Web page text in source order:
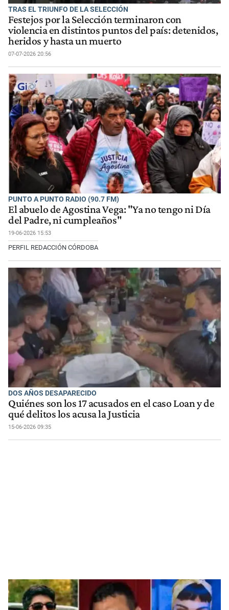
TRAS EL TRIUNFO DE LA SELECCIÓN
Festejos por la Selección terminaron con
violencia en distintos puntos del país: detenidos,
heridos y hasta un muerto
07-07-2026 20:56
PUNTO A PUNTO RADIO (90.7 FM)
El abuelo de Agostina Vega: "Ya no tengo ni Día
del Padre, ni cumpleaños"
19-06-2026 15:53
PERFIL REDACCIÓN CÓRDOBA
DOS AÑOS DESAPARECIDO
Quiénes son los 17 acusados en el caso Loan y de
qué delitos los acusa la Justicia
15-06-2026 09:35